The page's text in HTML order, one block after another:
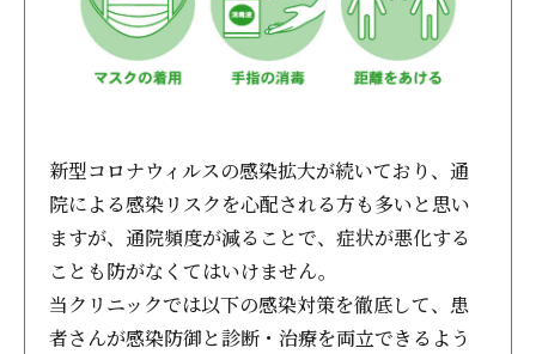
新型コロナウィルスの感染拡大が続いており、通
院による感染リスクを心配される方も多いと思い
ますが、通院頻度が減ることで、症状が悪化する
ことも防がなくてはいけません。
当クリニックでは以下の感染対策を徹底して、患
者さんが感染防御と診断・治療を両立できるよう